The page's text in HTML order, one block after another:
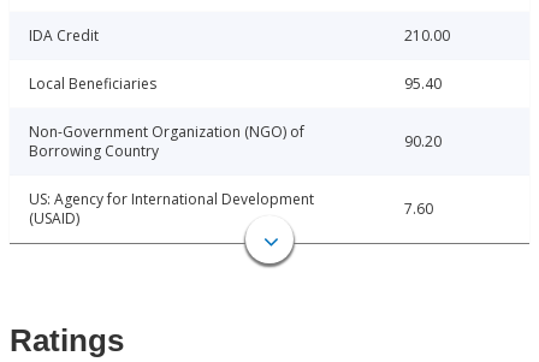
IDA Credit 210.00
Local Beneficiaries 95.40
Non-Government Organization (NGO) of
Borrowing Country
90.20
US: Agency for International Development
(USAID)
7.60
Ratings